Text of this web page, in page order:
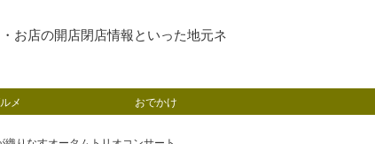
お店の開店閉店情報といった地元ネ
メ おでかけ